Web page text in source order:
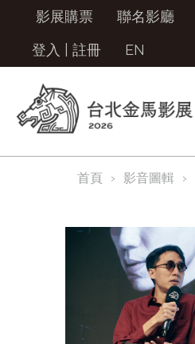
影展購票 聯名影廳
登入
註冊 EN
首頁 影音圖輯